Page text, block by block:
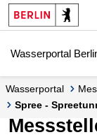
Springe zur
Springe zum Inhalt
Wasserportal
Wasserportal
Spree -